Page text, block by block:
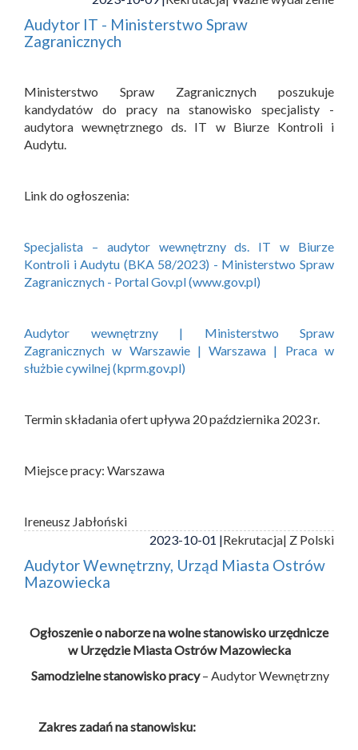
Audytor IT - Ministerstwo Spraw
Zagranicznych
Ministerstwo Spraw Zagranicznych poszukuje
kandydatów do pracy na stanowisko specjalisty -
audytora wewnętrznego ds. IT w Biurze Kontroli i
Audytu.
Link do ogłoszenia:
Specjalista – audytor wewnętrzny ds. IT w Biurze
Kontroli i Audytu (BKA 58/2023) - Ministerstwo Spraw
Zagranicznych - Portal Gov.pl (www.gov.pl)
Audytor wewnętrzny | Ministerstwo Spraw
Zagranicznych w Warszawie | Warszawa | Praca w
służbie cywilnej (kprm.gov.pl)
Termin składania ofert upływa 20 października 2023 r.
Miejsce pracy: Warszawa
Ireneusz Jabłoński
2023-10-01 |Rekrutacja| Z Polski
Audytor Wewnętrzny, Urząd Miasta Ostrów
Mazowiecka
Ogłoszenie o naborze na wolne stanowisko urzędnicze
w Urzędzie Miasta Ostrów Mazowiecka
Samodzielne stanowisko pracy– Audytor Wewnętrzny
Zakres zadań na stanowisku: